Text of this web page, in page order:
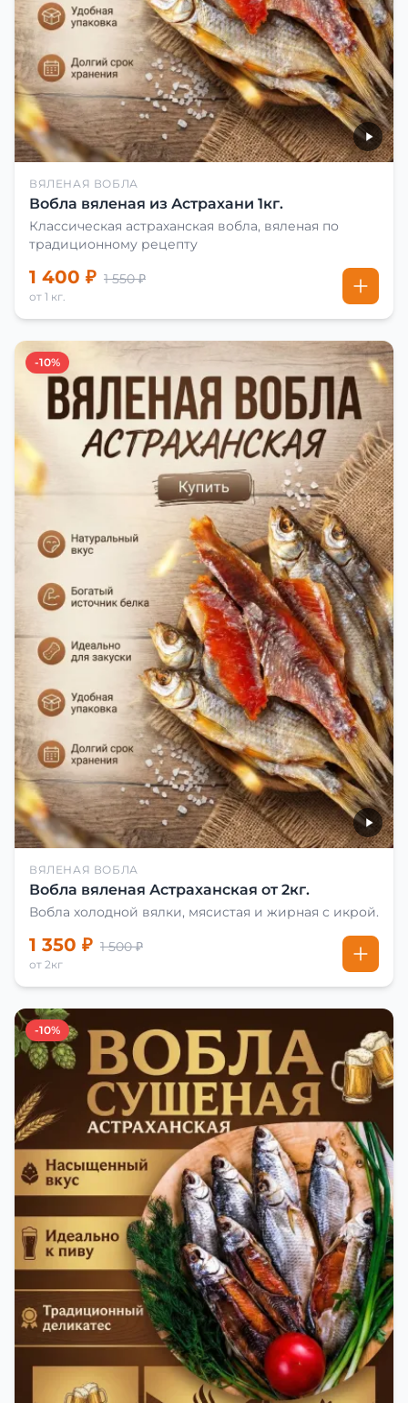
ВЯЛЕНАЯ ВОБЛА
Вобла вяленая из Астрахани 1кг.
Классическая астраханская вобла, вяленая по
традиционному рецепту
1 400 ₽ 1 550 ₽
от 1 кг.
-10%
ВЯЛЕНАЯ ВОБЛА
Вобла вяленая Астраханская от 2кг.
Вобла холодной вялки, мясистая и жирная с икрой.
1 350 ₽ 1 500 ₽
от 2кг
-10%